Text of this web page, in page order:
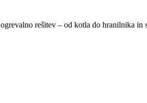
rešitev – od kotla do hranilnika